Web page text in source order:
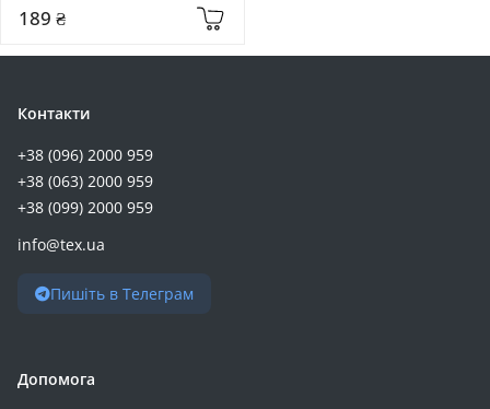
189 ₴
Контакти
+38 (096) 2000 959
+38 (063) 2000 959
+38 (099) 2000 959
info@tex.ua
Пишіть в Телеграм
Допомога